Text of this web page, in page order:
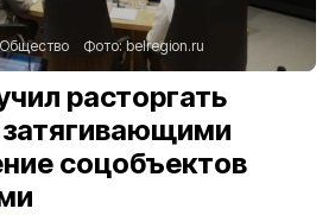
Общество Фото:belregion.ru
расторгать
соцобъектов